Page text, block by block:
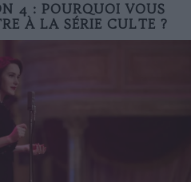
4 : POURQUOI VOUS
À LA SÉRIE CULTE ?